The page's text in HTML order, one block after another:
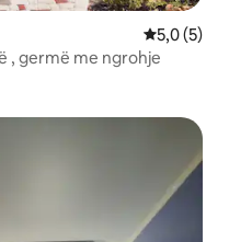
Vlerësimi
5,0 (5)
, germë me ngrohje